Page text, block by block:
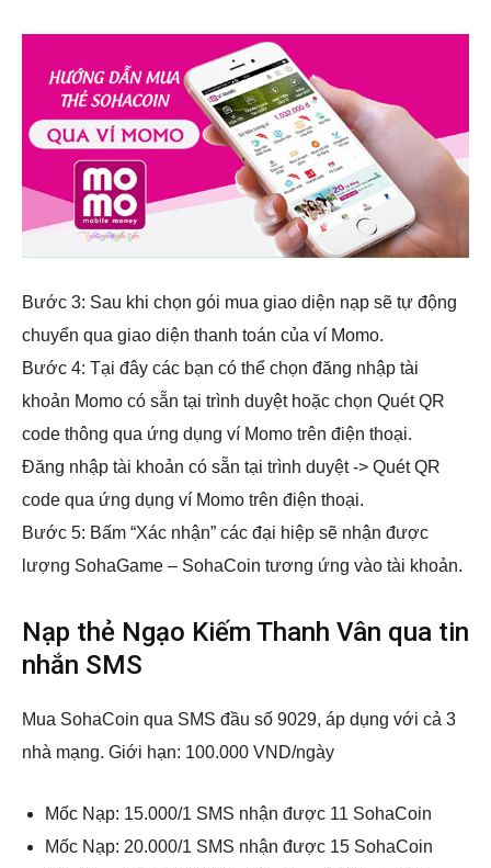
Bước 3: Sau khi chọn gói mua giao diện nạp sẽ tự động
chuyển qua giao diện thanh toán của ví Momo.
Bước 4: Tại đây các bạn có thể chọn đăng nhập tài
khoản Momo có sẵn tại trình duyệt hoặc chọn Quét QR
code thông qua ứng dụng ví Momo trên điện thoại.
Đăng nhập tài khoản có sẵn tại trình duyệt -> Quét QR
code qua ứng dụng ví Momo trên điện thoại.
Bước 5: Bấm “Xác nhận” các đại hiệp sẽ nhận được
lượng SohaGame – SohaCoin tương ứng vào tài khoản.
Nạp thẻ Ngạo Kiếm Thanh Vân qua tin
nhắn SMS
Mua SohaCoin qua SMS đầu số 9029, áp dụng với cả 3
nhà mạng. Giới hạn: 100.000 VND/ngày
Mốc Nạp: 15.000/1 SMS nhận được 11 SohaCoin
Mốc Nạp: 20.000/1 SMS nhận được 15 SohaCoin